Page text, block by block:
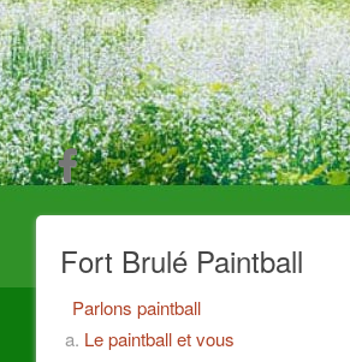
Fort Brulé Paintball
Parlons paintball
Le paintball et vous